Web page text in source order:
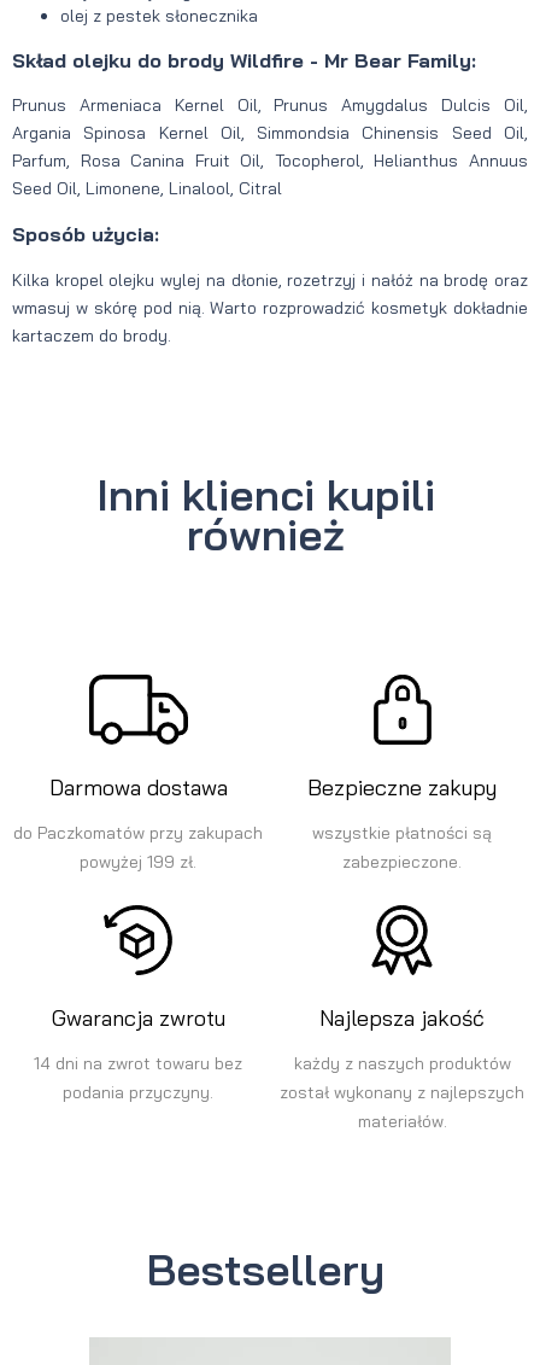
olej z pestek słonecznika
Skład olejku do brody Wildfire - Mr Bear Family:
Prunus Armeniaca Kernel Oil, Prunus Amygdalus Dulcis Oil,
Argania Spinosa Kernel Oil, Simmondsia Chinensis Seed Oil,
Parfum, Rosa Canina Fruit Oil, Tocopherol, Helianthus Annuus
Seed Oil, Limonene, Linalool, Citral
Sposób użycia:
Kilka kropel olejku wylej na dłonie, rozetrzyj i nałóż na brodę oraz
wmasuj w skórę pod nią. Warto rozprowadzić kosmetyk dokładnie
kartaczem do brody.
Inni klienci kupili
również
Darmowa dostawa
do Paczkomatów przy zakupach
powyżej 199 zł.
Bezpieczne zakupy
wszystkie płatności są
zabezpieczone.
Gwarancja zwrotu
14 dni na zwrot towaru bez
podania przyczyny.
Najlepsza jakość
każdy z naszych produktów
został wykonany z najlepszych
materiałów.
Bestsellery